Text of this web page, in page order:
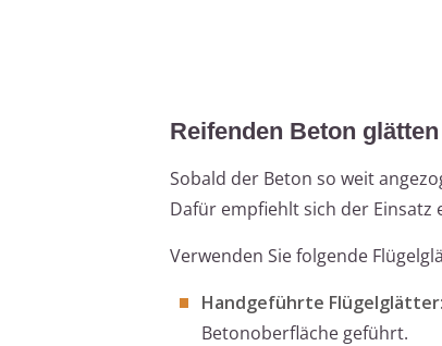
Reifenden Beton glätten
Sobald der Beton so weit
Dafür empfiehlt sich der Einsatz
Verwenden Sie folgende
Handgeführte Flügelglätter:
Betonoberfläche geführt.